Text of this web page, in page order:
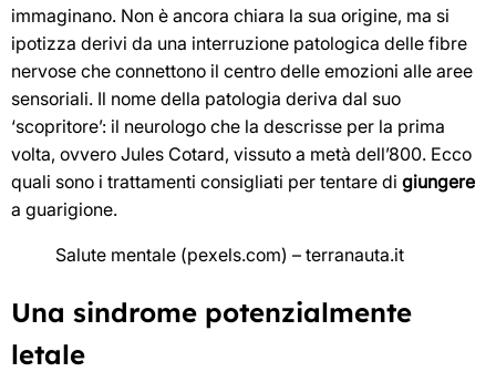
immaginano. Non è ancora chiara la sua origine, ma si
ipotizza derivi da una interruzione patologica delle fibre
nervose che connettono il centro delle emozioni alle aree
sensoriali. Il nome della patologia deriva dal suo
‘scopritore’: il neurologo che la descrisse per la prima
volta, ovvero Jules Cotard, vissuto a metà dell’800. Ecco
quali sono i trattamenti consigliati per tentare di giungere
a guarigione.
Salute mentale (pexels.com) – terranauta.it
Una sindrome potenzialmente
letale